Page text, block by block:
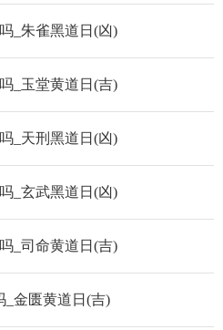
_朱雀黑道日(凶)
_玉堂黄道日(吉)
_天刑黑道日(凶)
_玄武黑道日(凶)
_司命黄道日(吉)
_金匮黄道日(吉)